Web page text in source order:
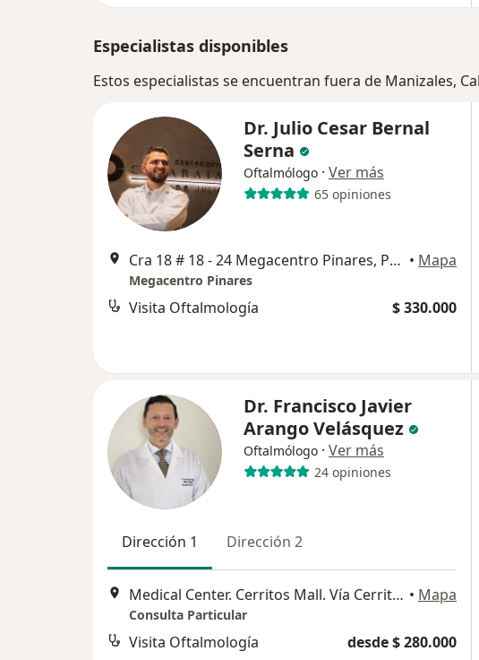
Especialistas disponibles
Estos especialistas se encuentran fuera de Manizales,
Dr. Julio Cesar Bernal
Serna
Oftalmólogo · Ver más
65 opiniones
Cra 18 # 18 - 24 Megacentro Pinares, Pereira • Mapa
Megacentro Pinares
Visita Oftalmología $ 330.000
Dr. Francisco Javier
Arango Velásquez
Oftalmólogo · Ver más
24 opiniones
Dirección 1 Dirección 2
Medical Center. Cerritos Mall. Vía Cerritos-Pereira. Consultorio 310., Pereira • Mapa
Consulta Particular
Visita Oftalmología desde $ 280.000